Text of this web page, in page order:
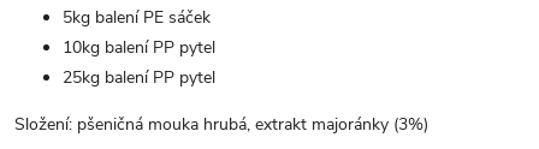
5kg balení PE sáček
10kg balení PP pytel
25kg balení PP pytel
Složení: pšeničná mouka hrubá, extrakt majoránky (3%)